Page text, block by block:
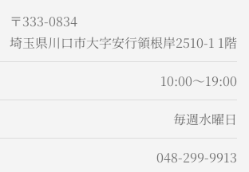
〒333-0834
埼玉県川口市大字安行領根岸2510-1 1階
10:00～19:00
毎週水曜日
048-299-9913